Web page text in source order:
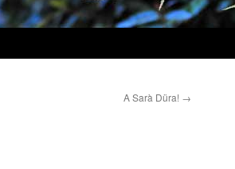
A Sarà Düra! →